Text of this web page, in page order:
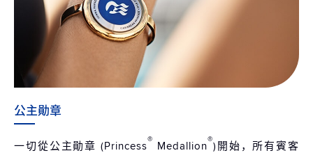
公主勛章
一切從公主勛章 (Princess® Medallion®)開始，所有賓客